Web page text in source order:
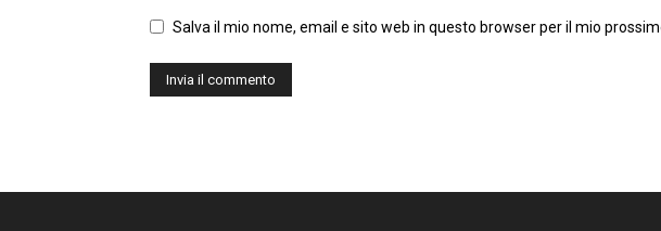
Salva il mio nome, email e sito web in questo browser per il mio